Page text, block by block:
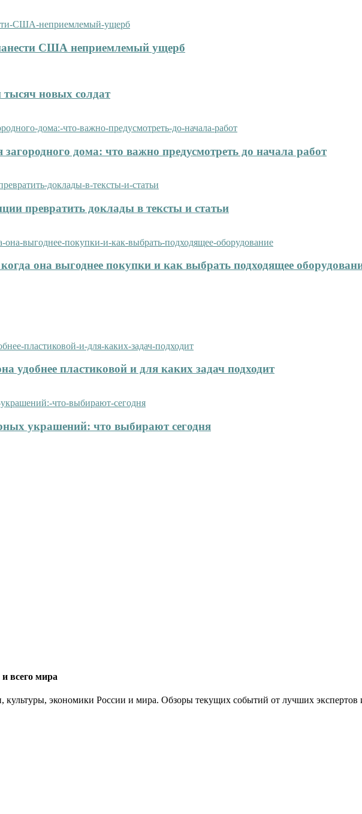
США неприемлемый ущерб
новых солдат
дома: что важно предусмотреть до начала работ
превратить доклады в тексты и статьи
она выгоднее покупки и как выбрать подходящее
удобнее пластиковой и для каких задач подходит
украшений: что выбирают сегодня
всего мира
культуры, экономики России и мира. Обзоры текущих событий от лучших экспертов